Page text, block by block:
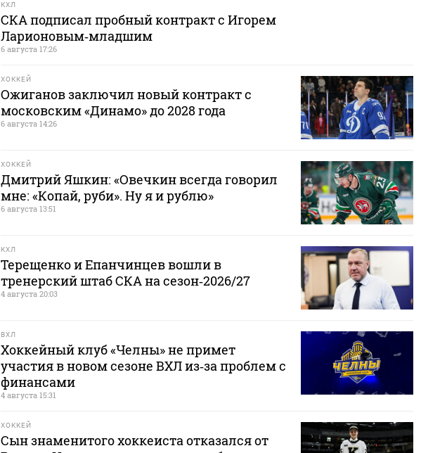
КХЛ
СКА подписал пробный контракт с Игорем
Ларионовым‑младшим
6 августа 17:26
ХОККЕЙ
Ожиганов заключил новый контракт с
московским «Динамо» до 2028 года
6 августа 14:26
ХОККЕЙ
Дмитрий Яшкин: «Овечкин всегда говорил
мне: «Копай, руби». Ну я и рублю»
6 августа 13:51
КХЛ
Терещенко и Епанчинцев вошли в
тренерский штаб СКА на сезон‑2026/27
4 августа 20:03
ВХЛ
Хоккейный клуб «Челны» не примет
участия в новом сезоне ВХЛ из‑за проблем с
финансами
4 августа 15:31
ХОККЕЙ
Сын знаменитого хоккеиста отказался от